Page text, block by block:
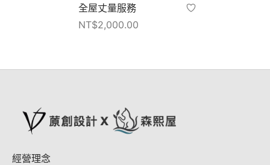
全屋丈量服務
NT$2,000.00
經營理念